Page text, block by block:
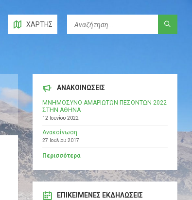
ΧΆΡΤΗΣ
ΑΝΑΚΟΙΝΩΣΕΙΣ
ΜΝΗΜΟΣΥΝΟ ΑΜΑΡΙΩΤΩΝ ΠΕΣΟΝΤΩΝ 2022
ΣΤΗΝ ΑΘΗΝΑ
12 Ιουνίου 2022
Ανακοίνωση
27 Ιουλίου 2017
Περισσότερα
ΕΠΙΚΕΊΜΕΝΕΣ ΕΚΔΗΛΏΣΕΙΣ